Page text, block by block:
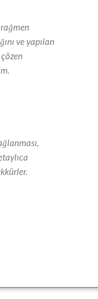
ve yapılan